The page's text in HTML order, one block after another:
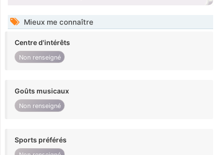
Mieux me connaître
Centre d'intérêts
Non renseigné
Goûts musicaux
Non renseigné
Sports préférés